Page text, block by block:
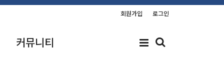
회원가입 로그인
커뮤니티